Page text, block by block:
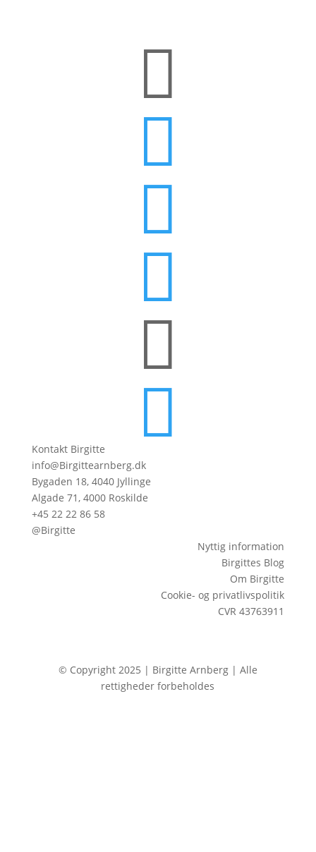






Kontakt Birgitte
info@Birgittearnberg.dk
Bygaden 18, 4040 Jyllinge
Algade 71, 4000 Roskilde
+45 22 22 86 58
@Birgitte
Nyttig information
Birgittes Blog
Om Birgitte
Cookie- og privatlivspolitik
CVR 43763911
© Copyright 2025 | Birgitte Arnberg | Alle
rettigheder forbeholdes